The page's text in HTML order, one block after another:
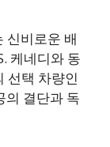
신비로운 배
케네디와 동
선택 차량인
의 결단과 독